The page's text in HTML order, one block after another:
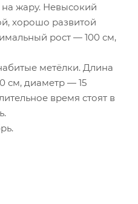
жару. Невысокий
хорошо развитой
рост — 100 см,
метёлки. Длина
см, диаметр — 15
время стоят в